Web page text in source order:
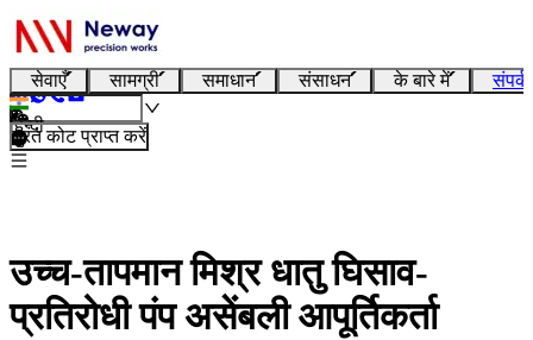
सेवाएँ सामग्री समाधान संसाधन के बारे में
हिन्दी
तुरंत कोट प्राप्त करें
उच्च-तापमान मिश्र धातु घिसाव-
प्रतिरोधी पंप असेंबली आपूर्तिकर्ता